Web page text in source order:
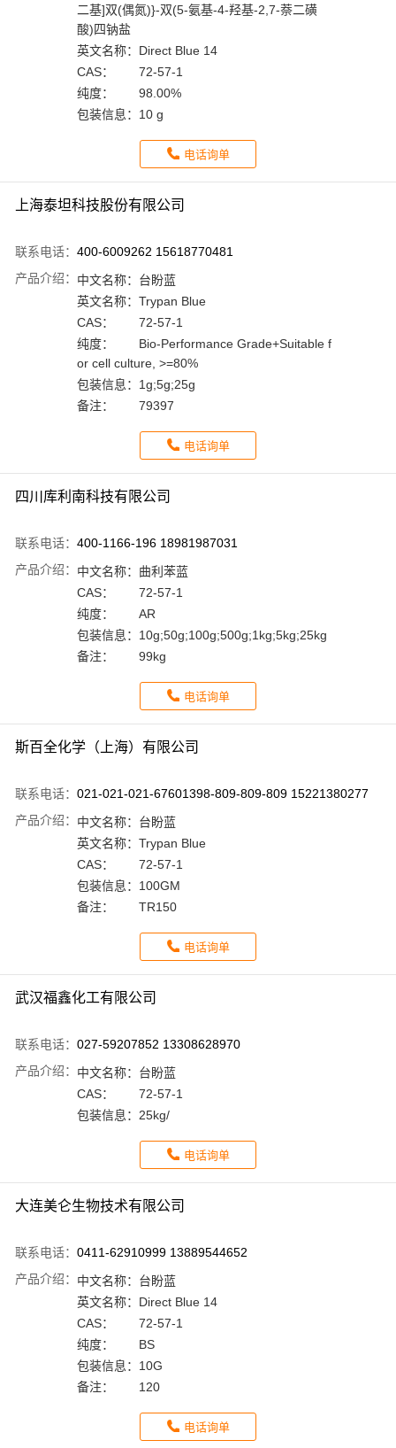
二基]双(偶氮)}-双(5-氨基-4-羟基-2,7-萘二磺
酸)四钠盐
英文名称： Direct Blue 14
CAS：
72-57-1
纯度：
98.00%
包装信息： 10 g
电话询单
上海泰坦科技股份有限公司
联系电话： 400-6009262 15618770481
产品介绍： 中文名称： 台盼蓝
英文名称： Trypan Blue
CAS：
72-57-1
纯度：
Bio-Performance Grade+Suitable f
or cell culture, >=80%
包装信息： 1g;5g;25g
备注：
79397
电话询单
四川库利南科技有限公司
联系电话： 400-1166-196 18981987031
产品介绍： 中文名称： 曲利苯蓝
CAS：
72-57-1
纯度：
AR
包装信息： 10g;50g;100g;500g;1kg;5kg;25kg
备注：
99kg
电话询单
斯百全化学（上海）有限公司
联系电话： 021-021-021-67601398-809-809-809 15221380277
产品介绍： 中文名称： 台盼蓝
英文名称： Trypan Blue
CAS：
72-57-1
包装信息： 100GM
备注：
TR150
电话询单
武汉福鑫化工有限公司
联系电话： 027-59207852 13308628970
产品介绍： 中文名称： 台盼蓝
CAS：
72-57-1
包装信息： 25kg/
电话询单
大连美仑生物技术有限公司
联系电话： 0411-62910999 13889544652
产品介绍： 中文名称： 台盼蓝
英文名称： Direct Blue 14
CAS：
72-57-1
纯度：
BS
包装信息： 10G
备注：
120
电话询单